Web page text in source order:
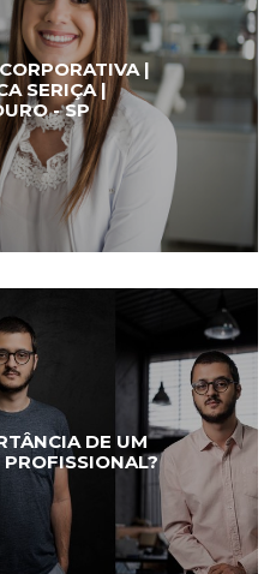
|
SERIÇA |
- SP
DE UM